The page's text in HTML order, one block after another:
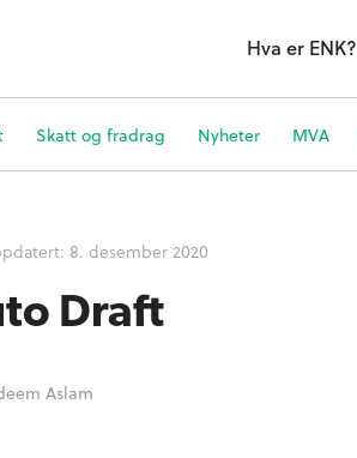
Hva er ENK?
Skatt og fradrag Nyheter MVA
8. desember 2020
Draft
Aslam